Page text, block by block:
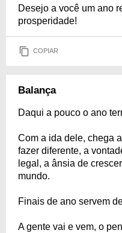
Desejo a você um ano
prosperidade!
COPIAR
Balança
Daqui a pouco o ano
Com a ida dele, chega
fazer diferente, a
legal, a ânsia de
mundo.
Finais de ano servem
A gente vai e vem, o